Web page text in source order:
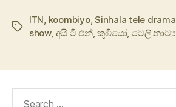
Tags
ITN, koombiyo,Sinhala tele drama
show, අයි ටී එන්,කූඹියෝ, ටෙලි නාට්‍ය